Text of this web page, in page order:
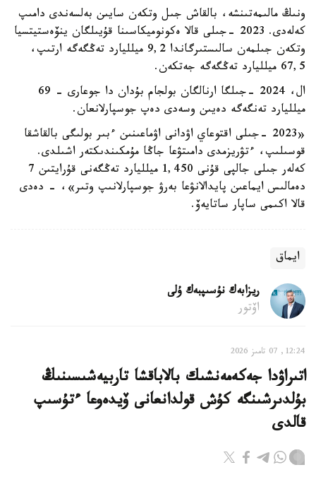
ونىڭ مالىمەتىنشە، بالقاش جىل وتكەن سايىن بەلسەندى دامىپ
كەلەدى. 2023 -جىلى قالا ەكونوميكاسىنا قۇيىلگان ينۆەستيتسيا
وتكەن جىلمەن سالىستىرگاندا 9,2 ميلليارد تەڭگەگە ارتىپ،
67,5 ميلليارد تەڭگەگە جەتكەن.
ال، 2024 -جىلگا ارنالگان بولجام بۇدان دا جوعارى - 69
ميلليارد تەنگەگە دەيىن وسەدى دەپ جوسپارلانعان.
«2023 -جىلى اقتوعاي اۋدانى اۋماعىنىن ءبىر بولىگى بالقاشقا
قوسىلىپ، ءتۋريزمدى دامىتۋعا جاڭا مۇمكىندىكتەر اشىلدى.
كەلەر جىلى جالپى قۇنى 1,450 ميلليارد تەڭگەنى قۇرايتىن 7
دەمالىس ايماعىن پايدالانۋعا بەرۋ جوسپارلانىپ وتىر»، - دەدى
قالا اكىمى ساپار ساتايەۆ.
ايماق
ريزابەك نۇسىپبەك ۇلى
اۆتور
12:24, 07 تامىز 2026
اتىراۋدا جەكەمەنشىك بالاباقشا تاربيەشىسىنىڭ
بۇلدىرشىنگە كۇش قولدانعانى ۆيدەوعا ءتۇسىپ
قالدى